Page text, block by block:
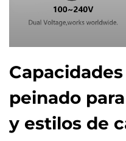
peinado
y estilos de